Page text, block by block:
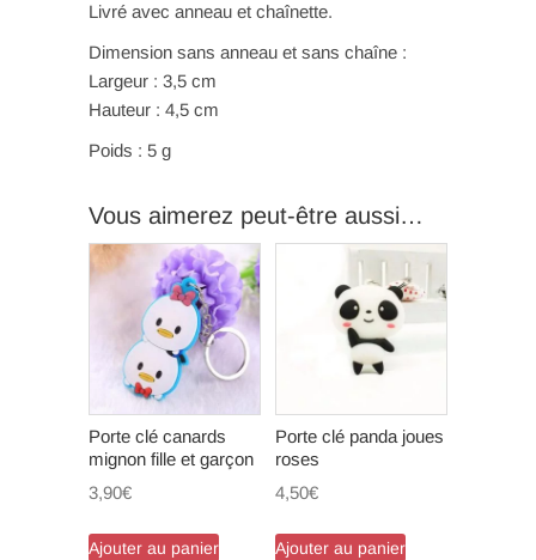
Livré avec anneau et chaînette.
Dimension sans anneau et sans chaîne :
Largeur : 3,5 cm
Hauteur : 4,5 cm
Poids : 5 g
Vous aimerez peut-être aussi…
Porte clé canards
mignon fille et garçon
3,90€
Ajouter au panier
Porte clé panda joues
roses
4,50€
Ajouter au panier